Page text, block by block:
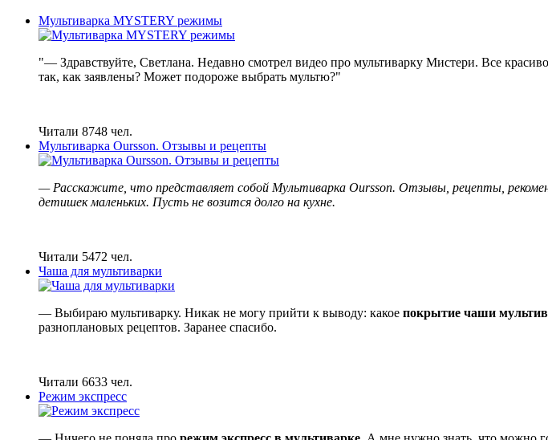
Мультиварка MYSTERY режимы
"— Здравствуйте, Светлана. Недавно смотрел видео про мультиварку Мистери. Все
так, как заявлены? Может подороже выбрать мультю?"
вопрос из
Читали 8748 чел.
Мультиварка Oursson. Отзывы и рецепты
— Расскажите, что представляет собой Мультиварка Oursson. Отзывы, рецепты,
детишек маленьких. Пусть не возится долго на кухне.
Читали 5472 чел.
Чаша для мультиварки
— Выбираю мультиварку. Никак не могу прийти к выводу: какое покрытие чаши
разноплановых рецептов. Заранее спасибо.
Читали 6633 чел.
Режим экспресс